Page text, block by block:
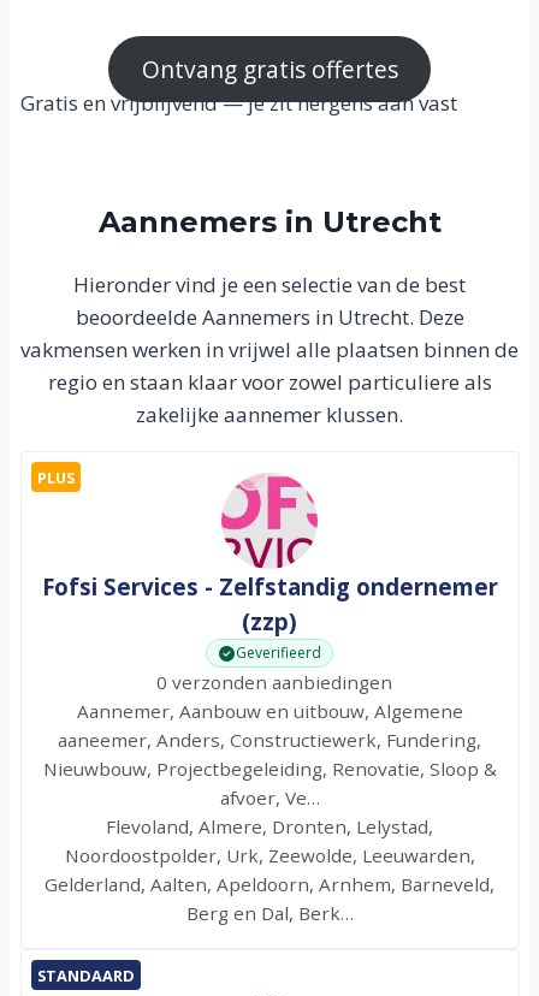
Ontvang gratis offertes
Gratis en vrijblijvend — je zit nergens aan vast
Aannemers in Utrecht
Hieronder vind je een selectie van de best
beoordeelde Aannemers in Utrecht. Deze
vakmensen werken in vrijwel alle plaatsen binnen de
regio en staan klaar voor zowel particuliere als
zakelijke aannemer klussen.
PLUS
Fofsi Services - Zelfstandig ondernemer
(zzp)
Geverifieerd
0 verzonden aanbiedingen
Aannemer, Aanbouw en uitbouw, Algemene
aaneemer, Anders, Constructiewerk, Fundering,
Nieuwbouw, Projectbegeleiding, Renovatie, Sloop &
afvoer, Ve…
Flevoland, Almere, Dronten, Lelystad,
Noordoostpolder, Urk, Zeewolde, Leeuwarden,
Gelderland, Aalten, Apeldoorn, Arnhem, Barneveld,
Berg en Dal, Berk…
STANDAARD